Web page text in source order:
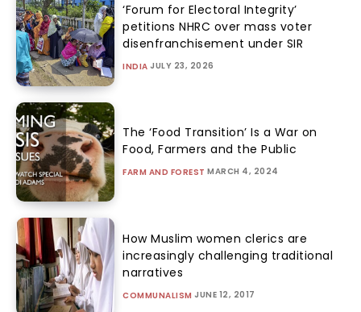
‘Forum for Electoral Integrity’
petitions NHRC over mass voter
disenfranchisement under SIR
INDIA JULY 23, 2026
The ‘Food Transition’ Is a War on
Food, Farmers and the Public
FARM AND FOREST MARCH 4, 2024
How Muslim women clerics are
increasingly challenging traditional
narratives
COMMUNALISM JUNE 12, 2017